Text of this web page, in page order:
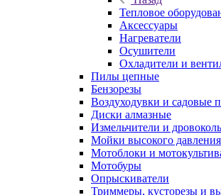
Тепловое
Аксессуары
Нагреватели
Осушители
Охладители и
Пилы цепные
Бензорезы
Воздуходувки и садовые
Диски алмазные
Измельчители и
Мойки высокого давления
Мотоблоки и
Мотобуры
Опрыскиватели
Триммеры, кусторезы и